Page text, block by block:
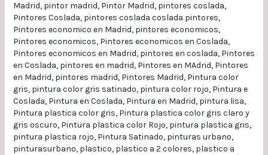
Madrid, pintor madrid, Pintor Madrid, pintores coslada,
Pintores Coslada, pintores coslada coslada pintores,
Pintores economico en Madrid, pintores economicos,
Pintores economicos, Pintores economicos en Coslada,
Pintores economicos en Madrid, pintores en coslada, Pintores
en Coslada, pintores en madrid, Pintores en MAdrid, Pintores
en Madrid, pintores madrid, Pintores Madrid, Pintura color
gris, pintura color gris satinado, pintura color rojo, Pintura e
Coslada, Pintura en Coslada, Pintura en Madrid, pintura lisa,
Pintura plastica color gris, Pintura plastica color gris claro y
gris oscuro, Pintura plastica color Rojo, pintura plastica gris,
pintura plastica rojo, Pintura Satinado, pinturas urbano,
pinturasurbano, plastico, plastico a 2 colores, plastico a